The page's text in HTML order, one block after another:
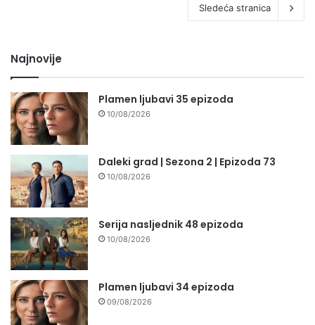
Sledeća stranica
Najnovije
Plamen ljubavi 35 epizoda
10/08/2026
Daleki grad | Sezona 2 | Epizoda 73
10/08/2026
Serija nasljednik 48 epizoda
10/08/2026
Plamen ljubavi 34 epizoda
09/08/2026